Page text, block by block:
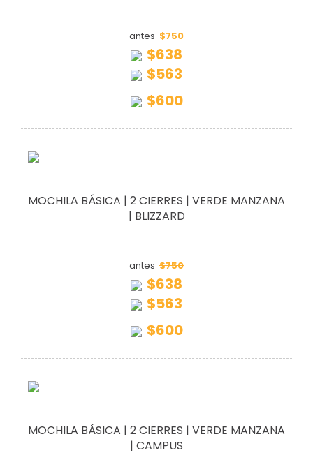
antes $750
$638
$563
$600
MOCHILA BÁSICA | 2 CIERRES | VERDE MANZANA
| BLIZZARD
antes $750
$638
$563
$600
MOCHILA BÁSICA | 2 CIERRES | VERDE MANZANA
| CAMPUS